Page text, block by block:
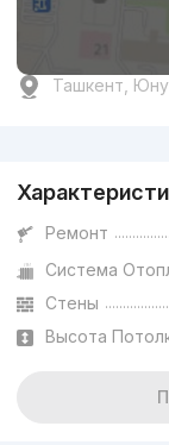
Ташкент,
Ремонт
Система
Стены
Высота